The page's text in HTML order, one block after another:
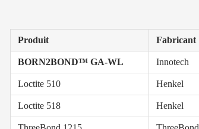
Produit Fabricant
BORN2BOND™ GA-WL Innotech
Loctite 510 Henkel
Loctite 518 Henkel